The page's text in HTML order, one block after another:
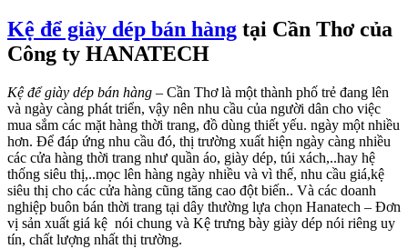
Kệ để giày dép bán hàng tại Cần Thơ của
Công ty HANATECH
Kệ để giày dép bán hàng – Cần Thơ là một thành phố trẻ đang lên
và ngày càng phát triển, vậy nên nhu cầu của người dân cho việc
mua sắm các mặt hàng thời trang, đồ dùng thiết yếu. ngày một nhiều
hơn. Để đáp ứng nhu cầu đó, thị trường xuất hiện ngày càng nhiều
các cửa hàng thời trang như quần áo, giày dép, túi xách,..hay hệ
thống siêu thị,..mọc lên hàng ngày nhiều và vì thế, nhu cầu giá,kệ
siêu thị cho các cửa hàng cũng tăng cao đột biến.. Và các doanh
nghiệp buôn bán thời trang tại dây thường lựa chọn Hanatech – Đơn
vị sản xuất giá kệ nói chung và Kệ trưng bày giày dép nói riêng uy
tín, chất lượng nhất thị trường.